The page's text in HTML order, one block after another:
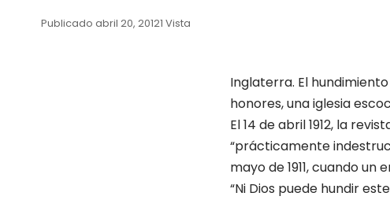
Publicado abril 20, 20121 Vista
Inglaterra. El
honores, una iglesia
El 14 de abril 1912, la
“prácticamente
mayo de 1911, cuando
“Ni Dios puede hundir